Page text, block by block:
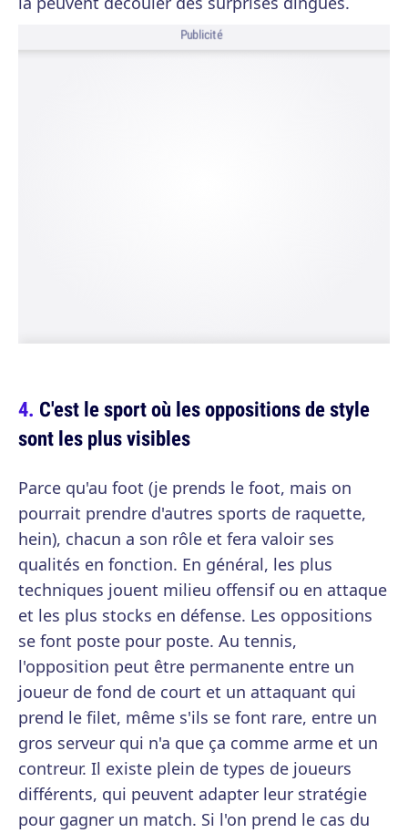
Publicité
C'est le sport où les oppositions de style
sont les plus visibles
Parce qu'au foot (je prends le foot, mais on
pourrait prendre d'autres sports de raquette,
hein), chacun a son rôle et fera valoir ses
qualités en fonction. En général, les plus
techniques jouent milieu offensif ou en attaque
et les plus stocks en défense. Les oppositions
se font poste pour poste. Au tennis,
l'opposition peut être permanente entre un
joueur de fond de court et un attaquant qui
prend le filet, même s'ils se font rare, entre un
gros serveur qui n'a que ça comme arme et un
contreur. Il existe plein de types de joueurs
différents, qui peuvent adapter leur stratégie
pour gagner un match. Si l'on prend le cas du